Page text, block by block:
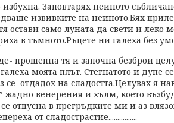
Заповтарях нейното
извивките на нейното.Бях
остави само луната да свети и леко
в тъмното.Ръцете ни галеха без
прошепна тя и започна безброй
моята плът. Стегнатото и дупе
се отдадох на сладостта.Целувах я
жадно венерения и хълм, което
отпусна в прегръдките ми и аз
от сладострастие................